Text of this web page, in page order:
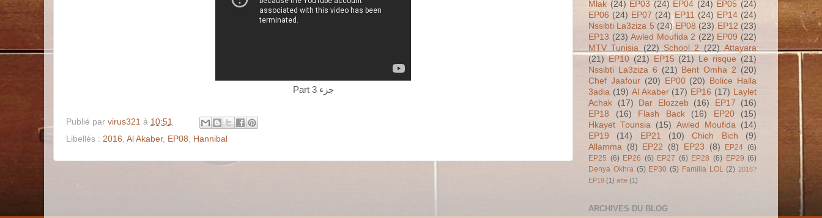
Part 3 جزء
Publié par virus321 à 10:51
Libellés : 2016 Al Akaber, EP08 Hannibal
Mlak (24) EP03 (24) EP04 (24) EP05 (24)
EP06 (24) EP07 (24) EP11 (24) EP14 (24)
Nssibti La3ziza 5 (24) EP08 (23) EP12 (23)
EP13 (23) Awled Moufida 2 (22) EP09 (22)
MTV Tunisia (22) School 2 (22) Attayara
(21) EP10 (21) EP15 (21) Le risque (21)
Nssibti La3ziza 6 (21) Bent Omha 2 (20)
Chef Jaafour (20) EP00 (20) Bolice Halla
3adia (19) Al Akaber (17) EP16 (17) Laylet
Achak
(17) Dar Elozzeb (16) EP17
(16)
EP18
(16) Flash Back (16) EP20
(15)
Hkayet Tounsia
(15) Awled Moufida
(14)
EP19
(14) EP21 (10) Chich Bich
(9)
Allamma
(8) EP22 (8) EP23 (8) EP24 (6)
EP25 (6) EP26 (6) EP27 (6) EP28 (6) EP29 (6)
Denya Okhra (5) EP30 (5) Familia LOL (2) 2016?
EP19 (1) atte (1)
ARCHIVES DU BLOG